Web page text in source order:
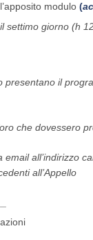
modulo (
settimo giorno (h
il
che dovessero
all’indirizzo
all’Appello